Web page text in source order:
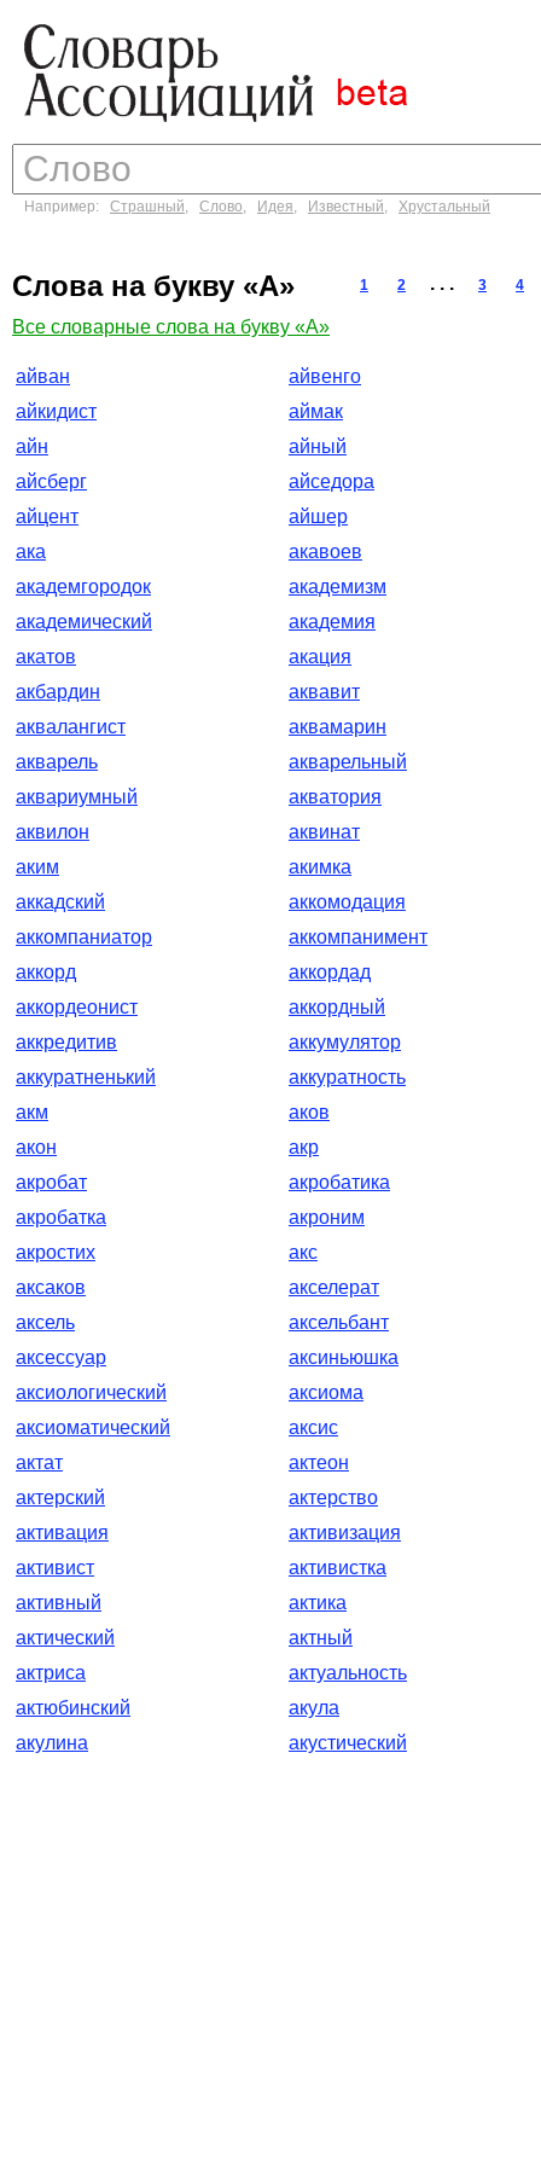
Например: Страшный, Слово, Идея, Известный, Хрустальный
Слова на букву «А» 1 2 . . . 3 4
Все словарные слова на букву «А»
айван
айвенго
айкидист
аймак
айн
айный
айсберг
айседора
айцент
айшер
ака
акавоев
академгородок
академизм
академический
академия
акатов
акация
акбардин
аквавит
аквалангист
аквамарин
акварель
акварельный
аквариумный
акватория
аквилон
аквинат
аким
акимка
аккадский
аккомодация
аккомпаниатор
аккомпанимент
аккорд
аккордад
аккордеонист
аккордный
аккредитив
аккумулятор
аккуратненький
аккуратность
акм
аков
акон
акр
акробат
акробатика
акробатка
акроним
акростих
акс
аксаков
акселерат
аксель
аксельбант
аксессуар
аксиньюшка
аксиологический
аксиома
аксиоматический
аксис
актат
актеон
актерский
актерство
активация
активизация
активист
активистка
активный
актика
актический
актный
актриса
актуальность
актюбинский
акула
акулина
акустический